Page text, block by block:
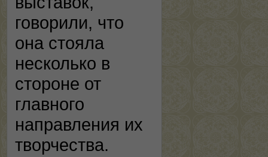
говорили, что
она стояла
несколько в
стороне от
главного
направления их
творчества.